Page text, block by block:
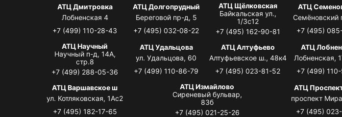
АТЦ Дмитровка
Лобненская 4
+7 (499) 110-28-43
АТЦ Долгопрудный
Береговой пр-д, 5
+7 (495) 032-08-22
АТЦ Щёлковская
Байкальская ул.,
1/3с12
+7 (495) 162-90-81
АТЦ
Семёновский
+7 (495)
АТЦ Научный
Научный п-д, 14А,
стр.8
+7 (499) 288-05-36
АТЦ Удальцова
ул. Удальцова, 60
+7 (499) 110-86-79
АТЦ Алтуфьево
Алтуфьевское ш., 48к4
+7 (495) 023-81-52
АТЦ
Лобненская,
+7 (499)
АТЦ Варшавское ш
ул. Котляковская, 1Ас2
+7 (495) 182-17-65
АТЦ Измайлово
Сиреневый бульвар,
83б
+7 (495) 021-25-26
АТЦ
проспект
+7 (495)